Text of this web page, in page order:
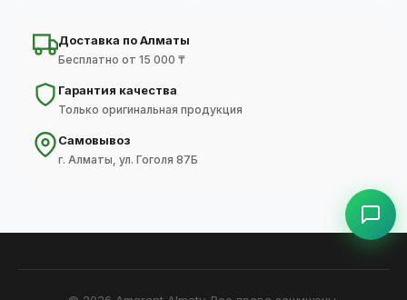
Доставка по Алматы
Бесплатно от 15 000 ₸
Гарантия качества
Только оригинальная продукция
Самовывоз
г. Алматы, ул. Гоголя 87Б